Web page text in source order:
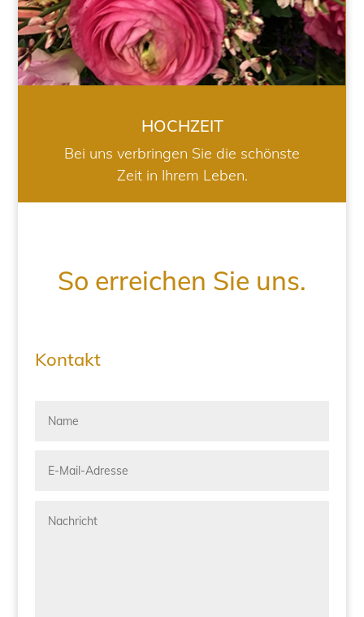
HOCHZEIT
Bei uns verbringen Sie die schönste
Zeit in Ihrem Leben.
So erreichen Sie uns.
Kontakt